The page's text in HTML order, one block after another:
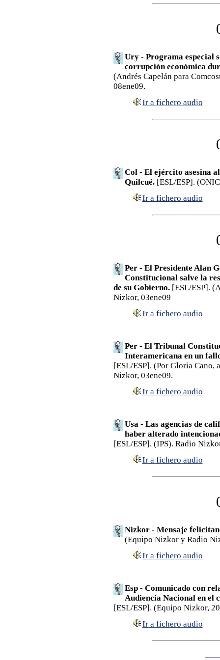
Ury - Programa especial
corrupción económica
(Andrés Capelán para
08ene09.
Ir a fichero audio
Col - El ejército asesina
Quilcué.[ESL/ESP].
Ir a fichero audio
Per - El Presidente Alan
Constitucional salve la
de su Gobierno.[ESL/ESP].
Nizkor, 03ene09
Ir a fichero audio
Per - El Tribunal
Interamericana en un
[ESL/ESP]. (Por Gloria Cano,
Nizkor, 03ene09.
Ir a fichero audio
Usa - Las agencias de
haber alterado
[ESL/ESP]. (IPS). Radio
Ir a fichero audio
Nizkor - Mensaje
(Equipo Nizkor y Radio
Ir a fichero audio
Esp - Comunicado con
Audiencia Nacional en el
[ESL/ESP]. (Equipo Nizkor,
Ir a fichero audio